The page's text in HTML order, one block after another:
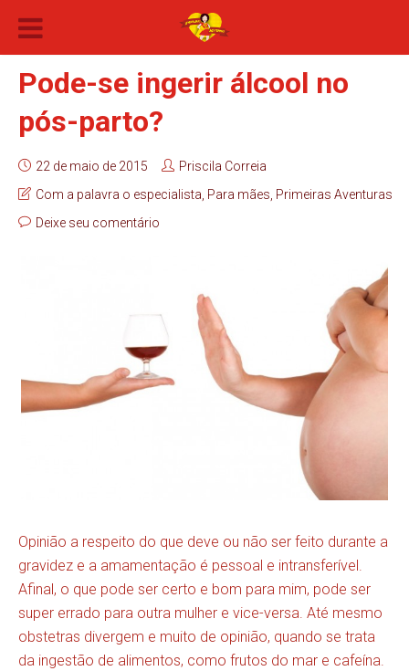
Pode-se ingerir álcool no
pós-parto?
22 de maio de 2015
Priscila Correia
Com a palavra o especialista Para mães Primeiras Aventuras
Deixe seu comentário
Opinião a respeito do que deve ou não ser feito durante a
gravidez e a amamentação é pessoal e intransferível.
Afinal, o que pode ser certo e bom para mim, pode ser
super errado para outra mulher e vice-versa. Até mesmo
obstetras divergem e muito de opinião, quando se trata
da ingestão de alimentos, como frutos do mar e cafeína.